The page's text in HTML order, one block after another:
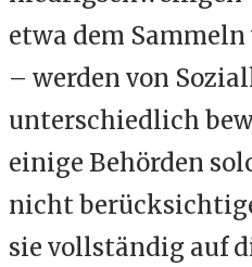
etwa dem
– werden von
unterschiedlich
einige Behörden
nicht
sie vollständig auf